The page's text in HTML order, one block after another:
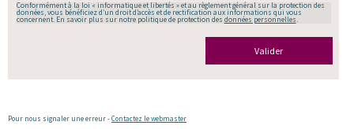
Conformément à la loi « informatique et libertés » et au règlement général sur la protection des
données, vous bénéficiez d’un droit d’accès et de rectification aux informations qui vous
concernent. En savoir plus sur notre politique de protection des données personnelles.
Valider
Pour nous signaler une erreur -Contactez le webmaster